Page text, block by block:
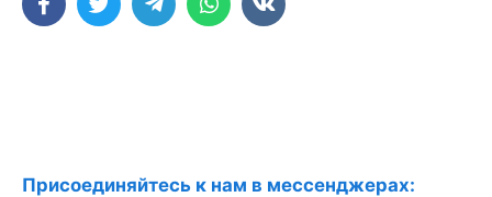
Присоединяйтесь к нам в мессенджерах: